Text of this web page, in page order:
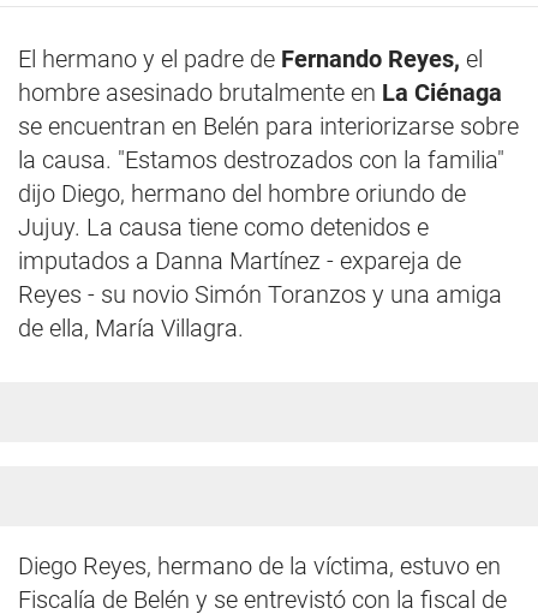
El hermano y el padre de Fernando Reyes, el
hombre asesinado brutalmente en La Ciénaga
se encuentran en Belén para interiorizarse sobre
la causa. "Estamos destrozados con la familia"
dijo Diego, hermano del hombre oriundo de
Jujuy. La causa tiene como detenidos e
imputados a Danna Martínez - expareja de
Reyes - su novio Simón Toranzos y una amiga
de ella, María Villagra.
Diego Reyes, hermano de la víctima, estuvo en
Fiscalía de Belén y se entrevistó con la fiscal de